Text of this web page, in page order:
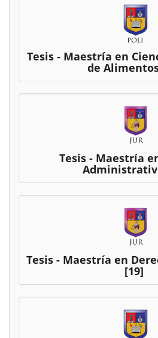
Tesis - Maestría en
de
Tesis - Maestría
Tesis - Maestría en
[19]